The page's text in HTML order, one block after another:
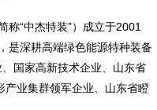
称“中杰特装”）成立于2001
是深耕高端绿色能源特种装备
国家高新技术企业、山东省
业集群领军企业、山东省瞪